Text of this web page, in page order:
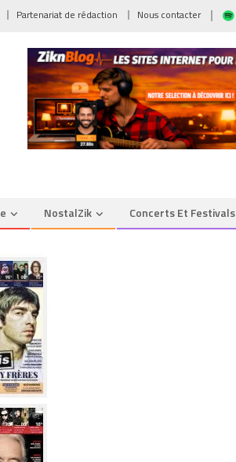
Partenariat de rédaction Nous contacter
NostalZik Concerts Et Festivals